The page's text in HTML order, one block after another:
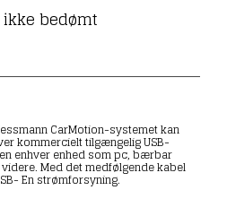
bedømt
CarMotion-systemet kan
kommercielt tilgængelig USB-
enhver enhed som pc, bærbar
Med det medfølgende kabel
En strømforsyning.